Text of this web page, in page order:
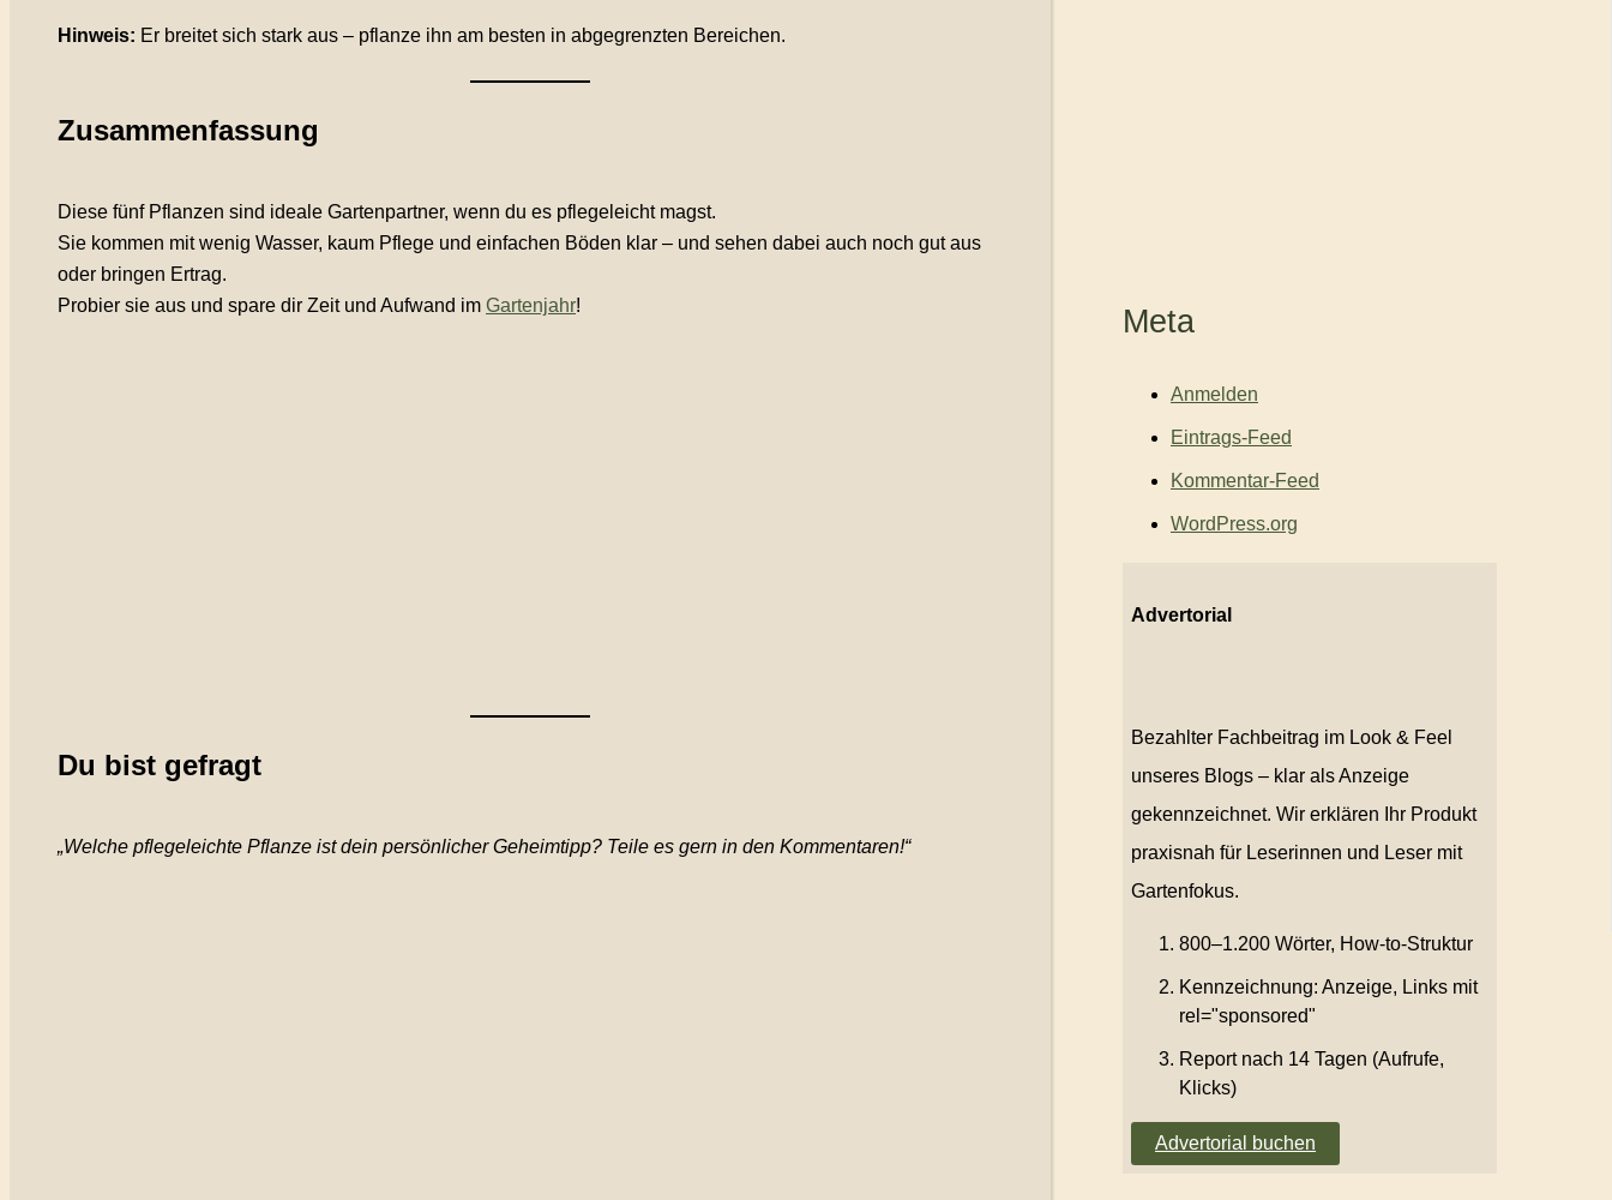
Hinweis: Er breitet sich stark aus – pflanze ihn am besten in abgegrenzten Bereichen.
Zusammenfassung
Diese fünf Pflanzen sind ideale Gartenpartner, wenn du es pflegeleicht magst.
Sie kommen mit wenig Wasser, kaum Pflege und einfachen Böden klar – und sehen dabei auch noch gut aus
oder bringen Ertrag.
Probier sie aus und spare dir Zeit und Aufwand im Gartenjahr!
Du bist gefragt
„Welche pflegeleichte Pflanze ist dein persönlicher Geheimtipp? Teile es gern in den Kommentaren!“
Meta
Anmelden
Eintrags-Feed
Kommentar-Feed
WordPress.org
Advertorial
Bezahlter Fachbeitrag im Look & Feel
unseres Blogs – klar als Anzeige
gekennzeichnet. Wir erklären Ihr Produkt
praxisnah für Leserinnen und Leser mit
Gartenfokus.
800–1.200 Wörter, How-to-Struktur
Kennzeichnung: Anzeige, Links mit
rel="sponsored"
Report nach 14 Tagen (Aufrufe,
Klicks)
Advertorial buchen